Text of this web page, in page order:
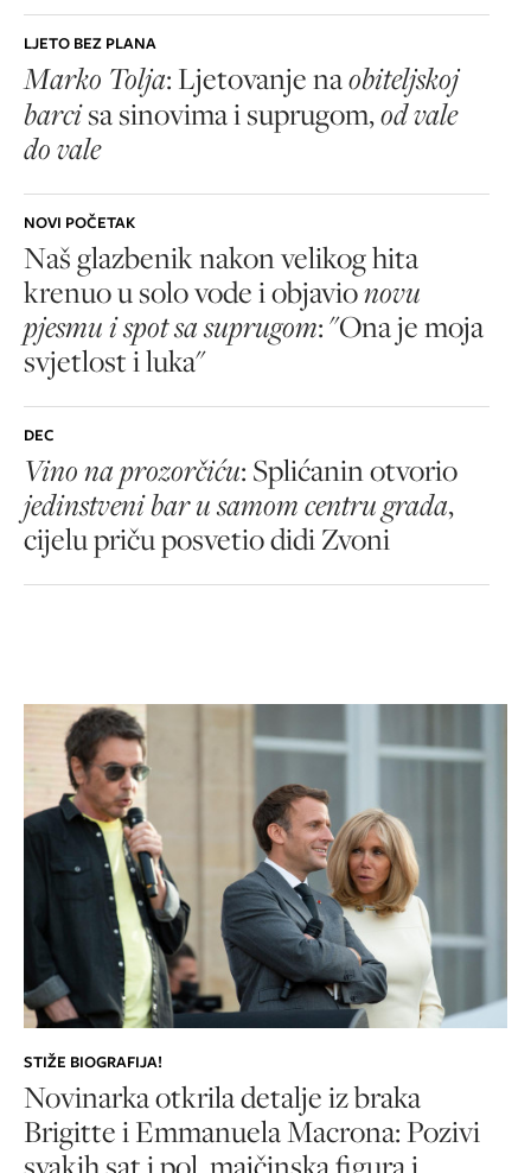
LJETO BEZ PLANA
Marko Tolja: Ljetovanje naobiteljskoj
barcisa sinovima i suprugom,od vale
do vale
NOVI POČETAK
Naš glazbenik nakon velikog hita
krenuo u solo vode i objavionovu
pjesmu i spot sa suprugom: "Ona je moja
svjetlost i luka"
DEC
Vino na prozorčiću: Splićanin otvorio
jedinstveni bar u samom centru grada,
cijelu priču posvetio didi Zvoni
STIŽE BIOGRAFIJA!
Novinarka otkrila detalje iz braka
Brigitte i Emmanuela Macrona: Pozivi